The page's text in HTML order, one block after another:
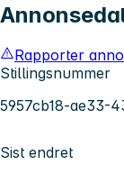
Rapporter
Stillingsnummer
5957cb18-ae33-
Sist endret